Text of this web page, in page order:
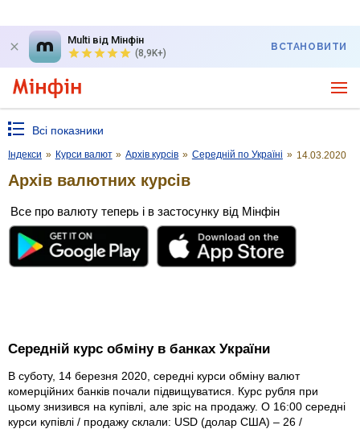
Multi від Мінфін
(8,9K+)
ВСТАНОВИТИ
Всі показники
Індекси » Курси валют » Архів курсів » Середній по Україні » 14.03.2020
Архів валютних курсів
Все про валюту теперь і в застосунку від Мінфін
Середній курс обміну в банках України
В суботу, 14 березня 2020, середні курси обміну валют
комерційних банків почали підвищуватися. Курс рубля при
цьому знизився на купівлі, але зріс на продажу. О 16:00 середні
курси купівлі / продажу склали: USD (долар США) – 26 /